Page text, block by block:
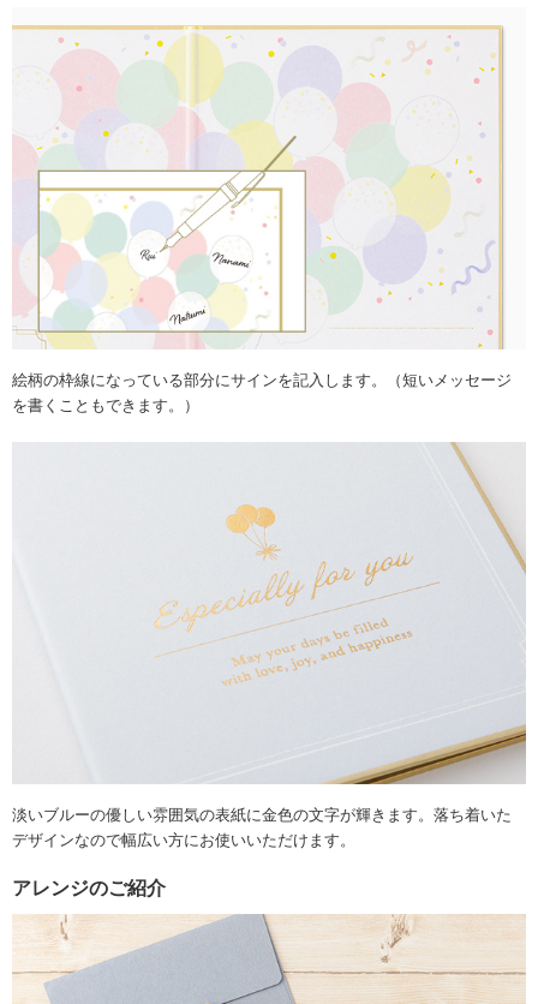
絵柄の枠線になっている部分にサインを記入します。（短いメッセージ
を書くこともできます。）
淡いブルーの優しい雰囲気の表紙に金色の文字が輝きます。落ち着いた
デザインなので幅広い方にお使いいただけます。
アレンジのご紹介